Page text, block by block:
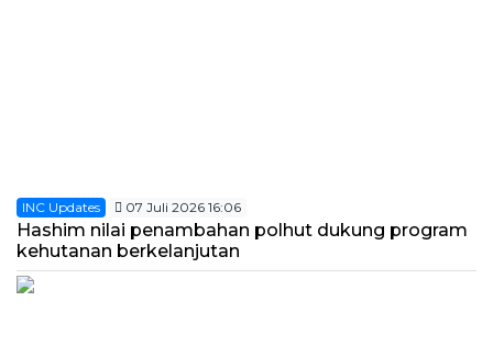
INC Updates 07 Juli 2026 16:06
Hashim nilai penambahan polhut dukung program
kehutanan berkelanjutan